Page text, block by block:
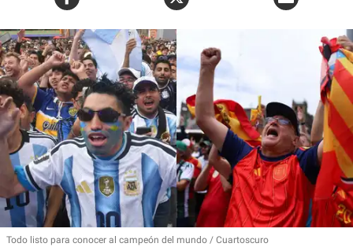
Todo listo para conocer al campeón del mundo Cuartoscuro